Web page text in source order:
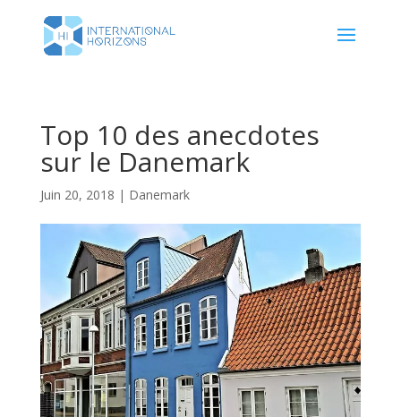
Top 10 des anecdotes
sur le Danemark
Juin 20, 2018 | Danemark